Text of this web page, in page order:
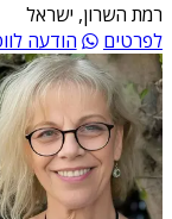
רמת השרון, ישראל
לפרטים
הודעה